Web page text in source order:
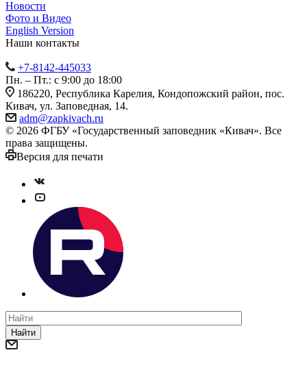
Новости
Фото и Видео
English Version
Наши контакты
+7-8142-445033
Пн. – Пт.: с 9:00 до 18:00
186220, Республика Карелия, Кондопожский район, пос.
Кивач, ул. Заповедная, 14.
adm@zapkivach.ru
© 2026 ФГБУ «Государственный заповедник «Кивач». Все
права защищены.
Версия для печати
Найти